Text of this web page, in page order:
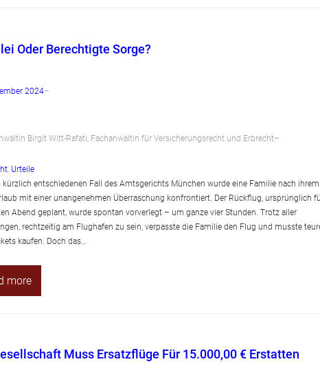
Oder Berechtigte Sorge?
2024–
Birgit Witt-Rafati, Fachanwältin für Versicherungsrecht und Erbrecht–
, Urteile
kürzlich entschiedenen Fall des Amtsgerichts München wurde eine Familie nach ihrem
mit einer unangenehmen Überraschung konfrontiert. Der Rückflug, ursprünglich
Abend geplant, wurde spontan vorverlegt – um ganze vier Stunden. Trotz aller
rechtzeitig am Flughafen zu sein, verpasste die Familie den Flug und musste
kaufen. Doch das…
more
Muss Ersatzflüge Für 15.000,00 € Erstatten